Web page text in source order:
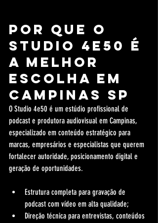
Por que o
Studio 4e50 é
a melhor
escolha em
Campinas SP
O Studio 4e50 é um estúdio profissional de
podcast e produtora audiovisual em Campinas,
especializado em conteúdo estratégico para
marcas, empresários e especialistas que querem
fortalecer autoridade, posicionamento digital e
geração de oportunidades.
Estrutura completa para gravação de
podcast com vídeo em alta qualidade;
Direção técnica para entrevistas, conteúdos